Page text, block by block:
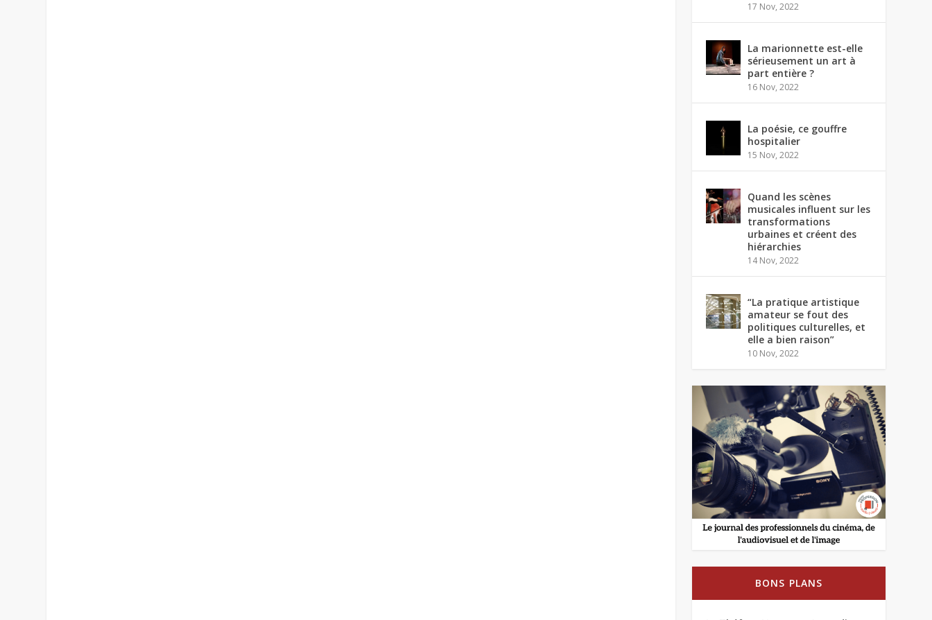
17 Nov, 2022
La marionnette est-elle
sérieusement un art à
part entière ?
16 Nov, 2022
La poésie, ce gouffre
hospitalier
15 Nov, 2022
Quand les scènes
musicales influent sur les
transformations
urbaines et créent des
hiérarchies
14 Nov, 2022
“La pratique artistique
amateur se fout des
politiques culturelles, et
elle a bien raison”
10 Nov, 2022
BONS PLANS